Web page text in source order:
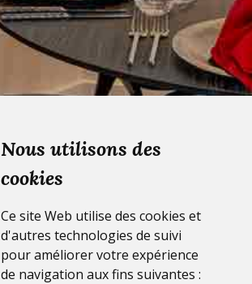
Nous utilisons des
cookies
Ce site Web utilise des cookies et
d'autres technologies de suivi
pour améliorer votre expérience
de navigation aux fins suivantes :